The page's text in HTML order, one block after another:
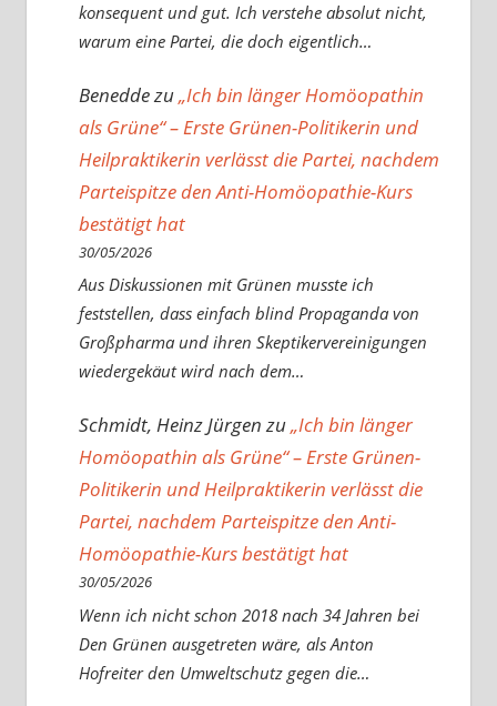
konsequent und gut. Ich verstehe absolut nicht,
warum eine Partei, die doch eigentlich…
Beneddezu„Ich bin länger Homöopathin
als Grüne“ – Erste Grünen-Politikerin und
Heilpraktikerin verlässt die Partei, nachdem
Parteispitze den Anti-Homöopathie-Kurs
bestätigt hat
30/05/2026
Aus Diskussionen mit Grünen musste ich
feststellen, dass einfach blind Propaganda von
Großpharma und ihren Skeptikervereinigungen
wiedergekäut wird nach dem…
Schmidt, Heinz Jürgenzu„Ich bin länger
Homöopathin als Grüne“ – Erste Grünen-
Politikerin und Heilpraktikerin verlässt die
Partei, nachdem Parteispitze den Anti-
Homöopathie-Kurs bestätigt hat
30/05/2026
Wenn ich nicht schon 2018 nach 34 Jahren bei
Den Grünen ausgetreten wäre, als Anton
Hofreiter den Umweltschutz gegen die…